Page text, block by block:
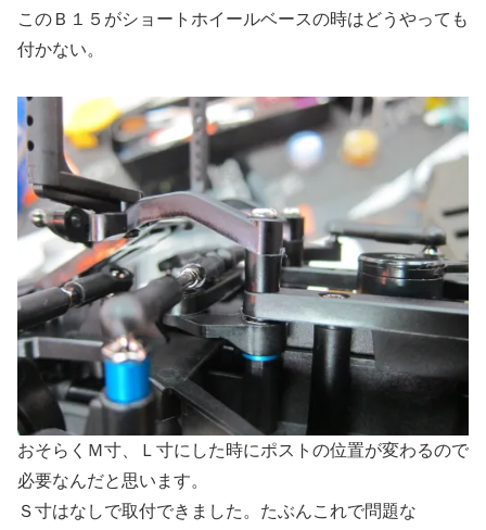
このＢ１５がショートホイールベースの時はどうやっても
付かない。
おそらくＭ寸、Ｌ寸にした時にポストの位置が変わるので
必要なんだと思います。
Ｓ寸はなしで取付できました。たぶんこれで問題な